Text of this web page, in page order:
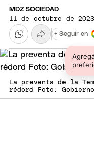
MDZ SOCIEDAD
11 de octubre de
+ Seguir en
La preventa de la
rédord Foto: Gobierno